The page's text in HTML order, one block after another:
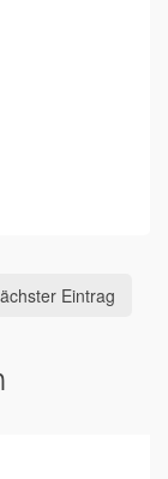
Eintrag